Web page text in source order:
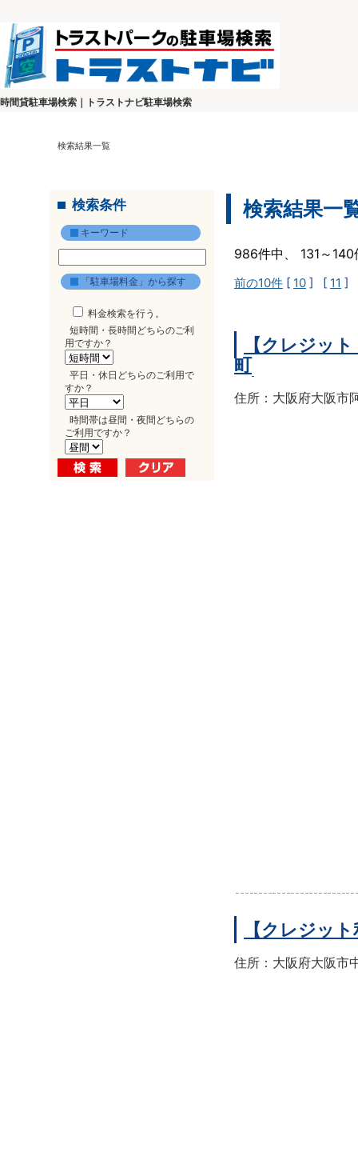
時間貸駐車場検索｜トラストナビ駐車場検索
検索結果一覧
検索条件
キーワード
「駐車場料金」から探す
料金検索を行う。
短時間・長時間どちらのご利
用ですか？
平日・休日どちらのご利用で
すか？
時間帯は昼間・夜間どちらの
ご利用ですか？
検索結果一
986件中、 131～
前の10件 [ 10 ] [ 11 ]
【クレジッ
町
住所：大阪府大阪市
【クレジッ
住所：大阪府大阪市